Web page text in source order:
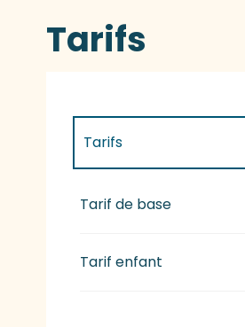
Tarifs
Tarifs
Tarifs 2027
Tarif de base
Tarif enfant